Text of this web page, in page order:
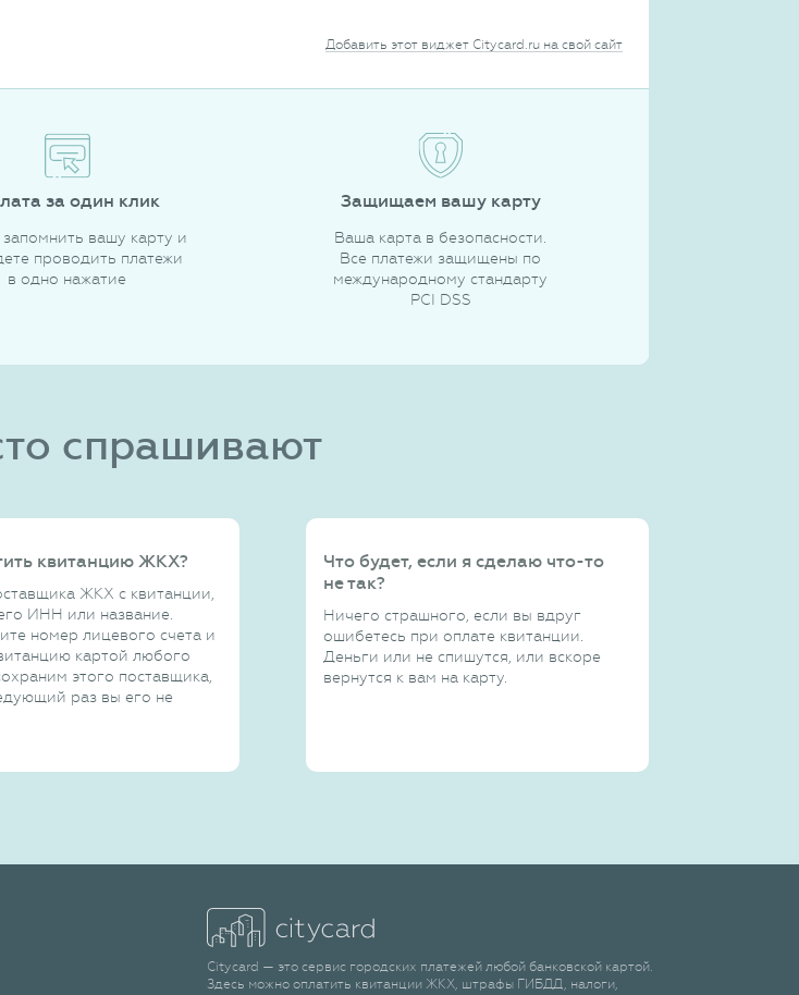
Добавить этот виджет Citycard.ru на свой сайт
за один клик
вашу карту и
проводить платежи
в одно нажатие
Защищаем вашу карту
Ваша карта в безопасности.
Все платежи защищены по
международному стандарту
PCI DSS
спрашивают
квитанцию ЖКХ?
ЖКХ с квитанции,
ИНН или название.
номер лицевого счета и
картой любого
этого поставщика,
раз вы его не
Что будет, если я сделаю что-то
не так?
Ничего страшного, если вы вдруг
ошибетесь при оплате квитанции.
Деньги или не спишутся, или вскоре
вернутся к вам на карту.
Citycard — это сервис городских платежей любой банковской картой.
Здесь можно оплатить квитанции ЖКХ, штрафы ГИБДД, налоги,